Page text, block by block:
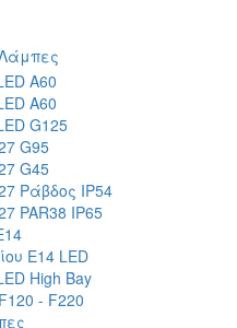
A60
A60
G125
G95
G45
Ράβδος IP54
PAR38 IP65
E14 LED
High Bay
- F220